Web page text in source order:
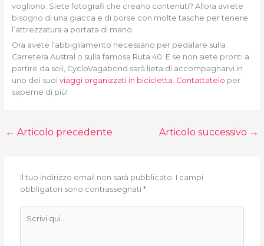
vogliono. Siete fotografi che creano contenuti? Allora avrete
bisogno di una giacca e di borse con molte tasche per tenere
l’attrezzatura a portata di mano.
Ora avete l’abbigliamento necessario per pedalare sulla
Carretera Austral o sulla famosa Ruta 40. E se non siete pronti a
partire da soli, CycloVagabond sarà lieta di accompagnarvi in
uno dei suoi viaggi organizzati in bicicletta. Contattatelo per
saperne di più!
← Articolo precedente Articolo successivo →
Il tuo indirizzo email non sarà pubblicato. I campi
obbligatori sono contrassegnati*
qui..